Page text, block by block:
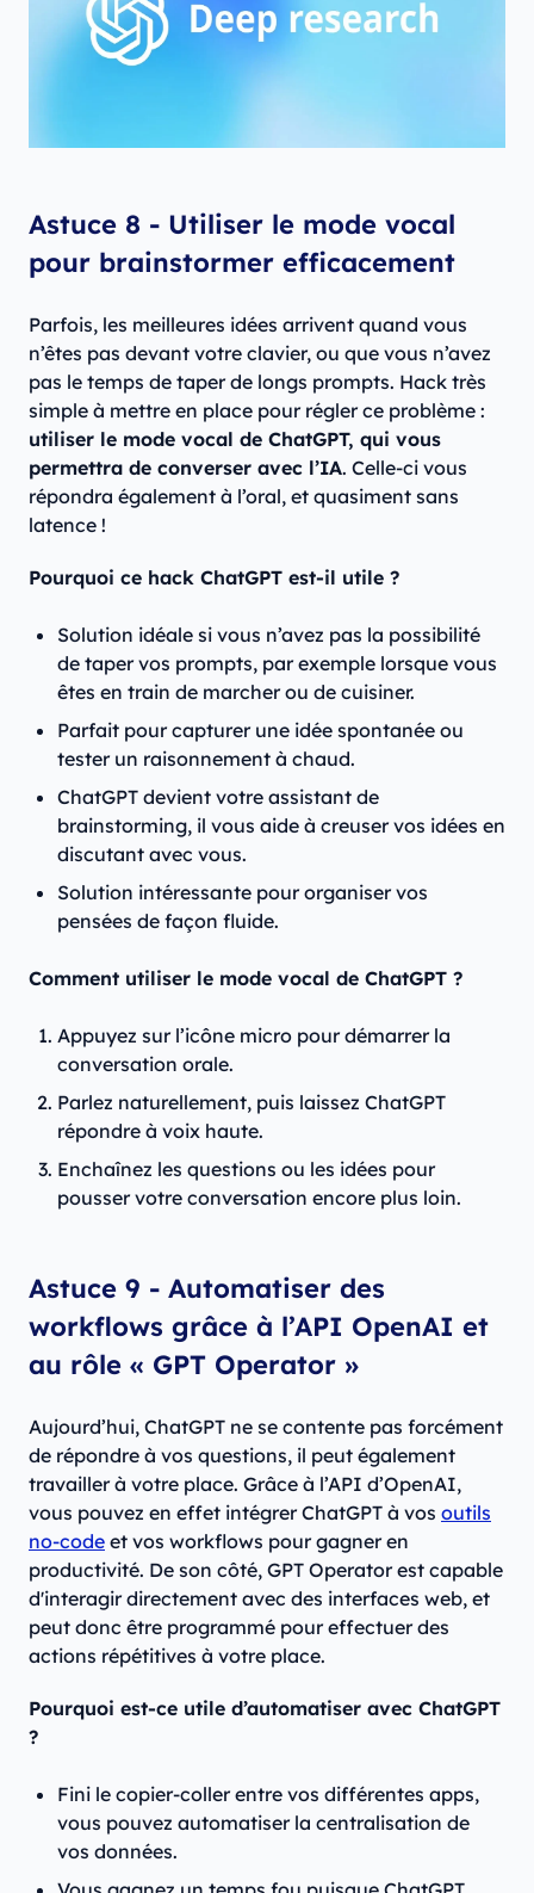
Astuce 8 - Utiliser le mode vocal
pour brainstormer efficacement
Parfois, les meilleures idées arrivent quand vous
n’êtes pas devant votre clavier, ou que vous n’avez
pas le temps de taper de longs prompts. Hack très
simple à mettre en place pour régler ce problème :
utiliser le mode vocal de ChatGPT, qui vous
permettra de converser avec l’IA. Celle-ci vous
répondra également à l’oral, et quasiment sans
latence !
Pourquoi ce hack ChatGPT est-il utile ?
Solution idéale si vous n’avez pas la possibilité
de taper vos prompts, par exemple lorsque vous
êtes en train de marcher ou de cuisiner.
Parfait pour capturer une idée spontanée ou
tester un raisonnement à chaud.
ChatGPT devient votre assistant de
brainstorming, il vous aide à creuser vos idées en
discutant avec vous.
Solution intéressante pour organiser vos
pensées de façon fluide.
Comment utiliser le mode vocal de ChatGPT ?
Appuyez sur l’icône micro pour démarrer la
conversation orale.
Parlez naturellement, puis laissez ChatGPT
répondre à voix haute.
Enchaînez les questions ou les idées pour
pousser votre conversation encore plus loin.
Astuce 9 - Automatiser des
workflows grâce à l’API OpenAI et
au rôle « GPT Operator »
Aujourd’hui, ChatGPT ne se contente pas forcément
de répondre à vos questions, il peut également
travailler à votre place. Grâce à l’API d’OpenAI,
vous pouvez en effet intégrer ChatGPT à vos outils
no-code et vos workflows pour gagner en
productivité. De son côté, GPT Operator est capable
d'interagir directement avec des interfaces web, et
peut donc être programmé pour effectuer des
actions répétitives à votre place.
Pourquoi est-ce utile d’automatiser avec ChatGPT
?
Fini le copier-coller entre vos différentes apps,
vous pouvez automatiser la centralisation de
vos données.